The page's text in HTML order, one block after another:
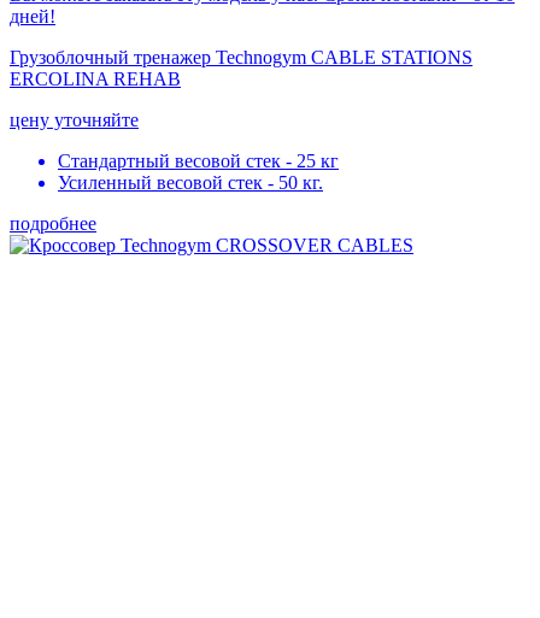
дней!
Грузоблочный тренажер Technogym CABLE STATIONS
ERCOLINA REHAB
цену уточняйте
Стандартный весовой стек - 25 кг
Усиленный весовой стек - 50 кг.
подробнее